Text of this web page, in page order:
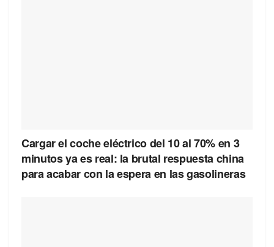
Cargar el coche eléctrico del 10 al 70% en 3
minutos ya es real: la brutal respuesta china
para acabar con la espera en las gasolineras